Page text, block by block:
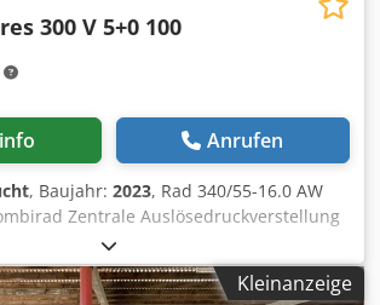
300 V 5+0 100
Anrufen
, Baujahr: 2023, Rad 340/55-16.0 AW
Zentrale Auslösedruckverstellung
40 Scharblatt 430 HD-Scharspitze
gezackt, 1 / gezackt Vorbereitung für
Crjdpfxst Eay Ej Apnjf
Kleinanzeige